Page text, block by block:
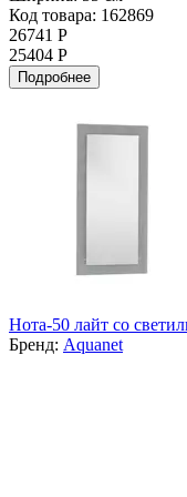
Код товара: 162869
26741 Р
25404 Р
Подробнее
Нота-50 лайт со
Бренд: Aquanet